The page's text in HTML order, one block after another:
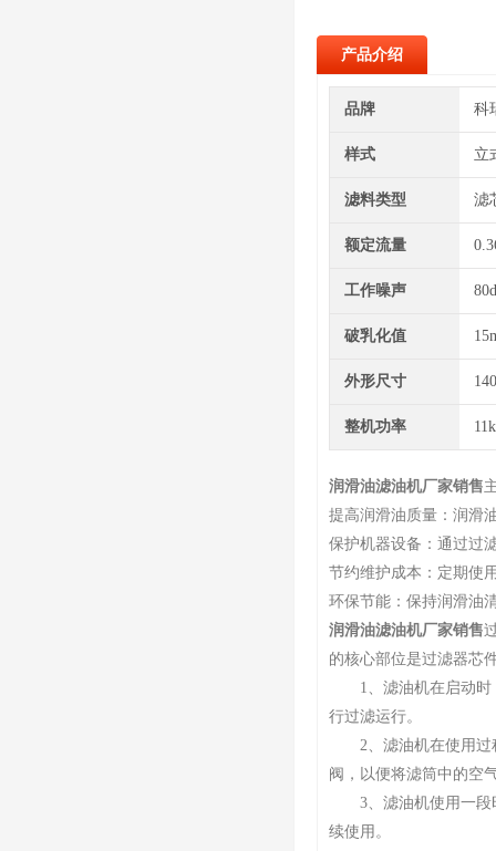
产品介绍
品牌 科
样式 立
滤料类型 滤
额定流量
工作噪声
破乳化值
外形尺寸
整机功率
润滑油滤油机厂家销售
提高润滑油质量：润滑
保护机器设备：通过过
节约维护成本：定期使
环保节能：保持润滑油
润滑油滤油机厂家销售
的核心部位是过滤器芯
1、滤油机在启动时，
行过滤运行。
2、滤油机在使用过程
阀，以便将滤筒中的空
3、滤油机使用一段时
续使用。